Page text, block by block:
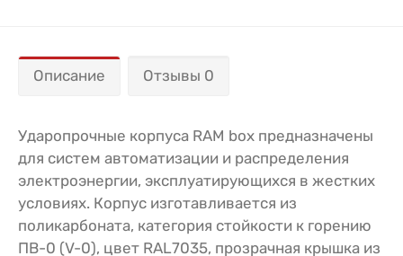
Описание Отзывы 0
Ударопрочные корпуса RAM box предназначены
для систем автоматизации и распределения
электроэнергии, эксплуатирующихся в жестких
условиях. Корпус изготавливается из
поликарбоната, категория стойкости к горению
ПВ-0 (V-0), цвет RAL7035, прозрачная крышка из